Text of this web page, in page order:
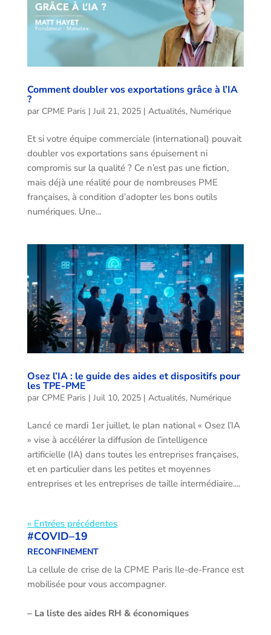
Comment doubler vos exportations grâce à l’IA
?
par CPME Paris | Juil 21, 2025| Actualités, Numérique
Et si votre équipe commerciale (international) pouvait
doubler vos exportations sans épuisement ni
compromis sur la qualité ? Ce n’est pas une fiction,
mais déjà une réalité pour de nombreuses PME
françaises, à condition d’adopter les bons outils
numériques. Une...
Osez l’IA : le guide des aides et dispositifs pour
les TPE-PME
par CPME Paris | Juil 10, 2025| Actualités, Numérique
Lancé ce mardi 1er juillet, le plan national « Osez l’IA
» vise à accélérer la diffusion de l’intelligence
artificielle (IA) dans toutes les entreprises françaises,
et en particulier dans les petites et moyennes
entreprises et les entreprises de taille intermédiaire....
« Entrées précédentes
#COVID–19
RECONFINEMENT
La cellule de crise de la CPME Paris Ile-de-France est
mobilisée pour vous accompagner.
– La liste des aides RH & économiques